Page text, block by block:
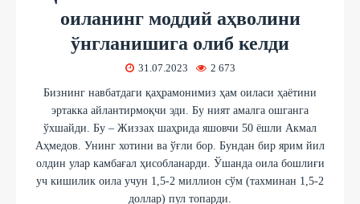
оиланинг моддий аҳволини
ўнгланишига олиб келди
31.07.2023 2 673
Бизнинг навбатдаги қаҳрамонимиз ҳам оиласи ҳаётини
эртакка айлантирмоқчи эди. Бу ният амалга ошганга
ўхшайди. Бу – Жиззах шаҳрида яшовчи 50 ёшли Акмал
Аҳмедов. Унинг хотини ва ўғли бор. Бундан бир ярим йил
олдин улар камбағал ҳисобланарди. Ўшанда оила бошлиғи
уч кишилик оила учун 1,5-2 миллион сўм (тахминан 1,5-2
доллар) пул топарди.